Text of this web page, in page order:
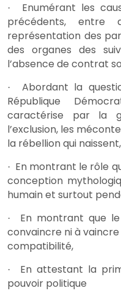
·
Enumérant les
précédents,
représentation des
des organes des
l’absence de contrat
·
Abordant la
République
caractérise par la
l’exclusion, les
la rébellion qui naissent,
· En montrant le rôle
conception
humain et surtout
·
En montrant que
convaincre ni à
compatibilité,
·
En attestant la
pouvoir politique